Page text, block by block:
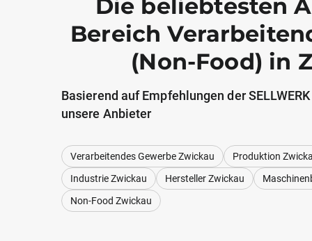
Die beliebtesten
Bereich
(Non-Food) in
Basierend auf Empfehlungen der
unsere Anbieter
Verarbeitendes Gewerbe Zwickau
Produktion
Industrie Zwickau
Hersteller Zwickau
Non-Food Zwickau